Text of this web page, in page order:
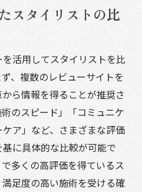
スタイリストの比
活用してスタイリストを比
、複数のレビューサイトを
ら情報を得ることが推奨さ
のスピード」「コミュニケ
ア」など、さまざまな評価
に具体的な比較が可能で
多くの高評価を得ているス
足度の高い施術を受ける確